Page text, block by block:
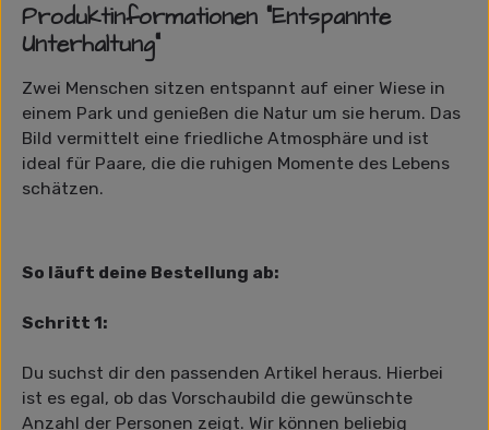
Produktinformationen "Entspannte
Unterhaltung"
Zwei Menschen sitzen entspannt auf einer Wiese in
einem Park und genießen die Natur um sie herum. Das
Bild vermittelt eine friedliche Atmosphäre und ist
ideal für Paare, die die ruhigen Momente des Lebens
schätzen.
So läuft deine Bestellung ab:
Schritt 1:
Du suchst dir den passenden Artikel heraus. Hierbei
ist es egal, ob das Vorschaubild die gewünschte
Anzahl der Personen zeigt. Wir können beliebig